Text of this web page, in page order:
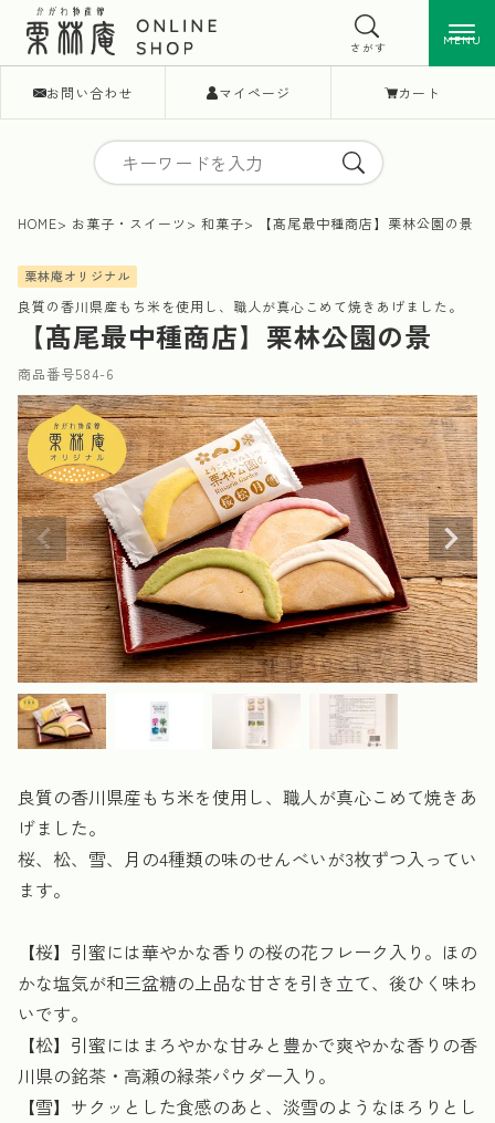
お問い合わせ マイページ カート
MENU
さがす MENU
HOME お菓子・スイーツ 和菓子 【髙尾最中種商店】栗林公園の景
栗林庵オリジナル
良質の香川県産もち米を使用し、職人が真心こめて焼きあげました。
【髙尾最中種商店】栗林公園の景
商品番号584-6
良質の香川県産もち米を使用し、職人が真心こめて焼きあ
げました。
桜、松、雪、月の4種類の味のせんべいが3枚ずつ入ってい
ます。
【桜】引蜜には華やかな香りの桜の花フレーク入り。ほの
かな塩気が和三盆糖の上品な甘さを引き立て、後ひく味わ
いです。
【松】引蜜にはまろやかな甘みと豊かで爽やかな香りの香
川県の銘茶・高瀬の緑茶パウダー入り。
【雪】サクッとした食感のあと、淡雪のようなほろりとし